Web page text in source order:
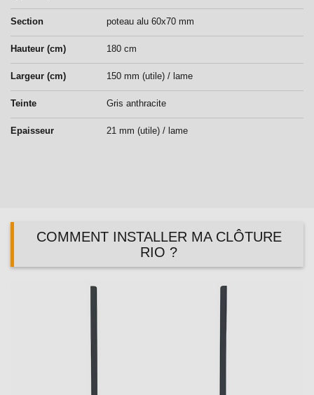
Section poteau alu 60x70 mm
Hauteur (cm) 180 cm
Largeur (cm) 150 mm (utile) / lame
Teinte Gris anthracite
Epaisseur 21 mm (utile) / lame
COMMENT INSTALLER MA CLÔTURE
RIO ?